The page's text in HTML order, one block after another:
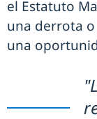
el Estatuto
una derrota
una